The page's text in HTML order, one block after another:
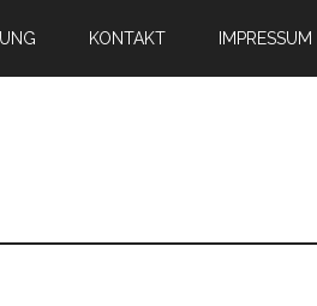
KONTAKT IMPRESSUM